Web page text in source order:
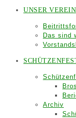
UNSER VEREIN
Das sind
Archiv